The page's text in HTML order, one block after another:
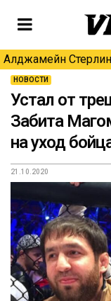
Алджамейн
НОВОСТИ
Устал от
Забита
на уход
21.10.2020